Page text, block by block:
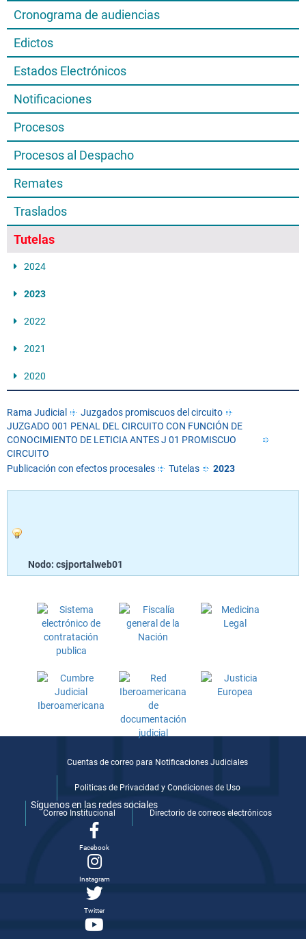
Cronograma de audiencias
Edictos
Estados Electrónicos
Notificaciones
Procesos
Procesos al Despacho
Remates
Traslados
Tutelas
2024
2023
2022
2021
2020
Rama Judicial
Juzgados promiscuos del circuito
JUZGADO 001 PENAL DEL CIRCUITO CON FUNCIÓN DE
CONOCIMIENTO DE LETICIA ANTES J 01 PROMISCUO
CIRCUITO
Publicación con efectos procesales
Tutelas 2023
Nodo: csjportalweb01
Cuentas de correo para Notificaciones Judiciales
Politicas de Privacidad y Condiciones de Uso
Correo Institucional Directorio de correos electrónicos
Síguenos en las redes sociales
Facebook
Instagram
Twitter